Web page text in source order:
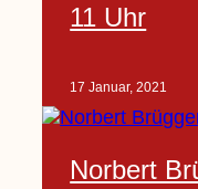
11 Uhr
17 Januar, 2021
Norbert